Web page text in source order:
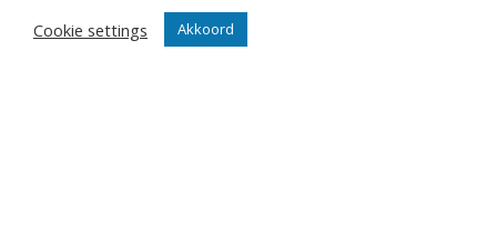
Algemeen
Cookie settings
Akkoord